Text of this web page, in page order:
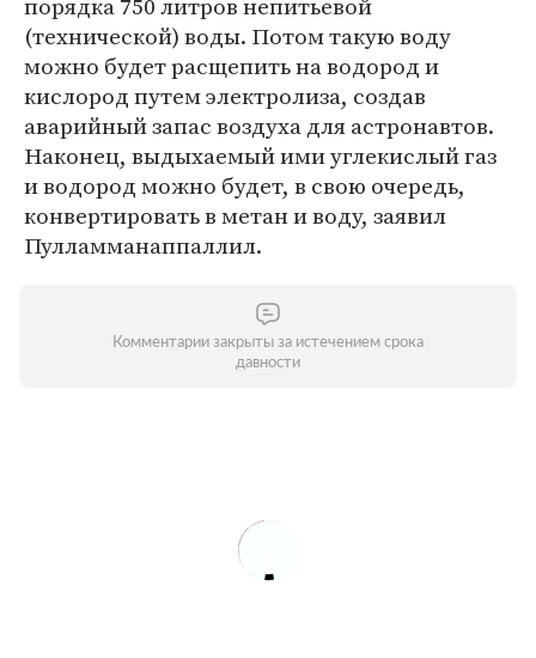
(технической) воды. Потом такую воду
можно будет расщепить на водород и
кислород путем электролиза, создав
аварийный запас воздуха для астронавтов.
Наконец, выдыхаемый ими углекислый газ
и водород можно будет, в свою очередь,
конвертировать в метан и воду, заявил
Пулламманаппаллил.
Комментарии закрыты за истечением срока
давности